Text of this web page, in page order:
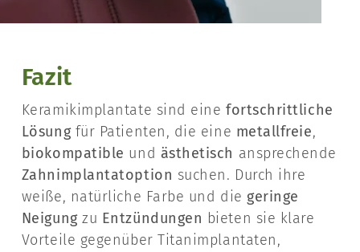
Fazit
Keramikimplantate sind eine fortschrittliche
Lösungfür Patienten, die eine metallfreie,
biokompatible und ästhetisch ansprechende
Zahnimplantatoption suchen. Durch ihre
weiße, natürliche Farbe und die geringe
Neigungzu Entzündungen bieten sie klare
Vorteile gegenüber Titanimplantaten,